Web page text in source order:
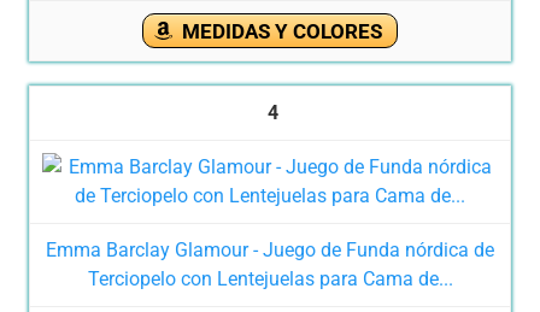
MEDIDAS Y COLORES
4
Emma Barclay Glamour - Juego de Funda nórdica de
Terciopelo con Lentejuelas para Cama de...